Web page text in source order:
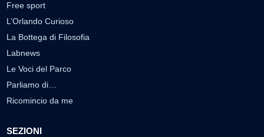
Free sport
L’Orlando Curioso
La Bottega di Filosofia
Labnews
Le Voci del Parco
Parliamo di…
Ricomincio da me
SEZIONI